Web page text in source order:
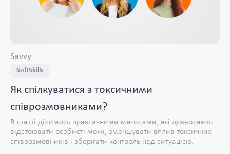
Savvy
SoftSkills
Як спілкуватися з токсичними
співрозмовниками?
В статті ділимось практичними методами, які дозволяють
відстоювати особисті межі, зменшувати вплив токсичних
співрозмовників і зберігати контроль над ситуацією.